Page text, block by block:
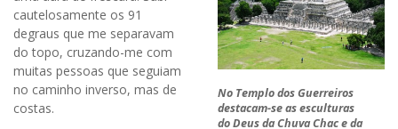
No Templo dos Guerreiros
destacam-se as esculturas
do Deus da Chuva Chac e da
cautelosamente os 91
degraus que me separavam
do topo, cruzando-me com
muitas pessoas que seguiam
no caminho inverso, mas de
costas.